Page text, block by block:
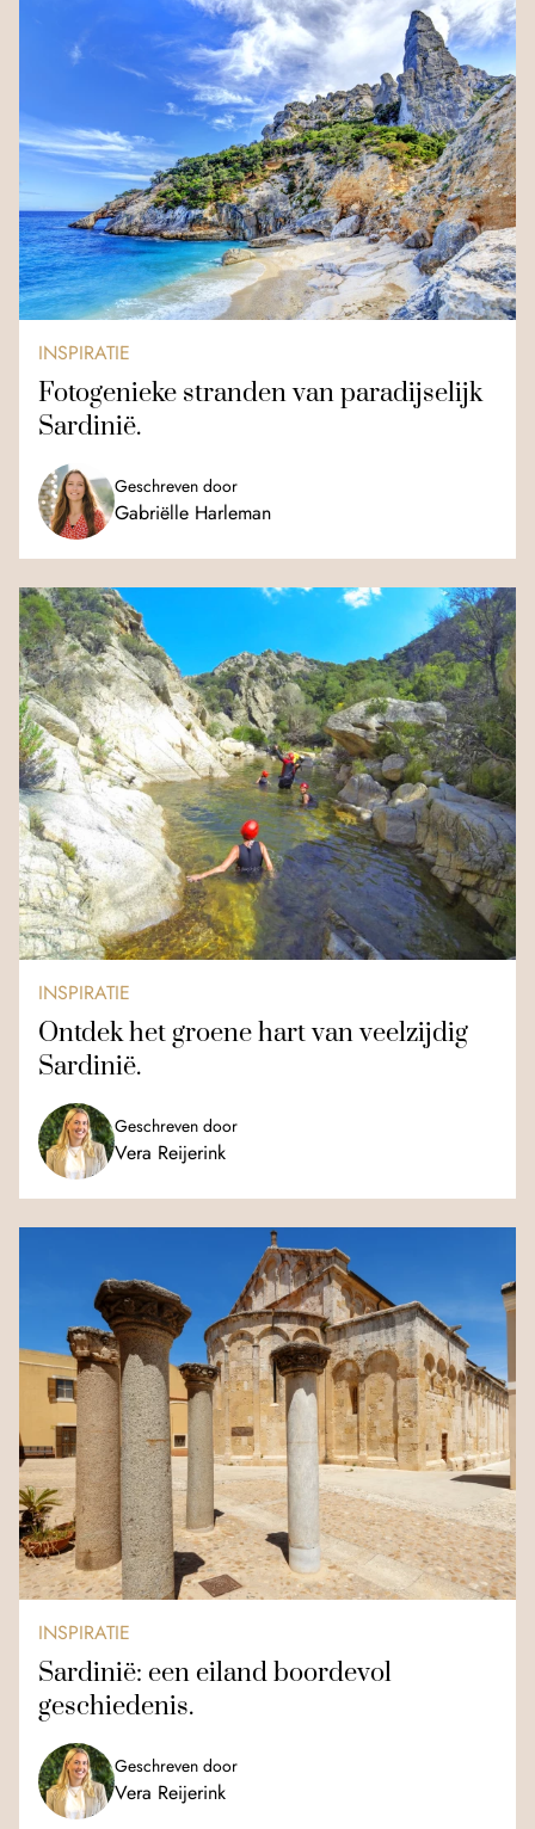
INSPIRATIE
Fotogenieke stranden van paradijselijk
Sardinië.
Geschreven door
Gabriëlle Harleman
INSPIRATIE
Ontdek het groene hart van veelzijdig
Sardinië.
Geschreven door
Vera Reijerink
INSPIRATIE
Sardinië: een eiland boordevol
geschiedenis.
Geschreven door
Vera Reijerink